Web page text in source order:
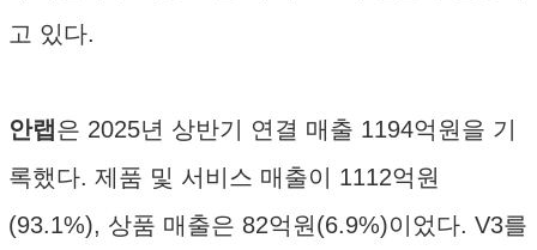
고 있다.
안랩은 2025년 상반기 연결 매출 1194억원을 기
록했다. 제품 및 서비스 매출이 1112억원
(93.1%), 상품 매출은 82억원(6.9%)이었다. V3를